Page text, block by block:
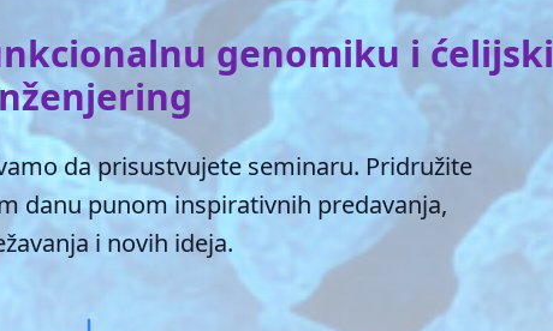
genomiku i ćelijski
da prisustvujete seminaru. Pridružite
danu punom inspirativnih predavanja,
i novih ideja.